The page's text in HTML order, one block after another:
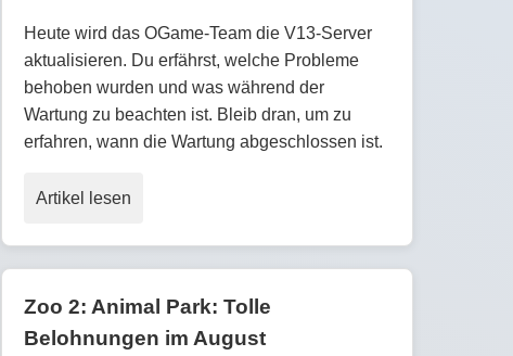
Heute wird das OGame-Team die V13-Server
aktualisieren. Du erfährst, welche Probleme
behoben wurden und was während der
Wartung zu beachten ist. Bleib dran, um zu
erfahren, wann die Wartung abgeschlossen ist.
Artikel lesen
Zoo 2: Animal Park: Tolle
Belohnungen im August